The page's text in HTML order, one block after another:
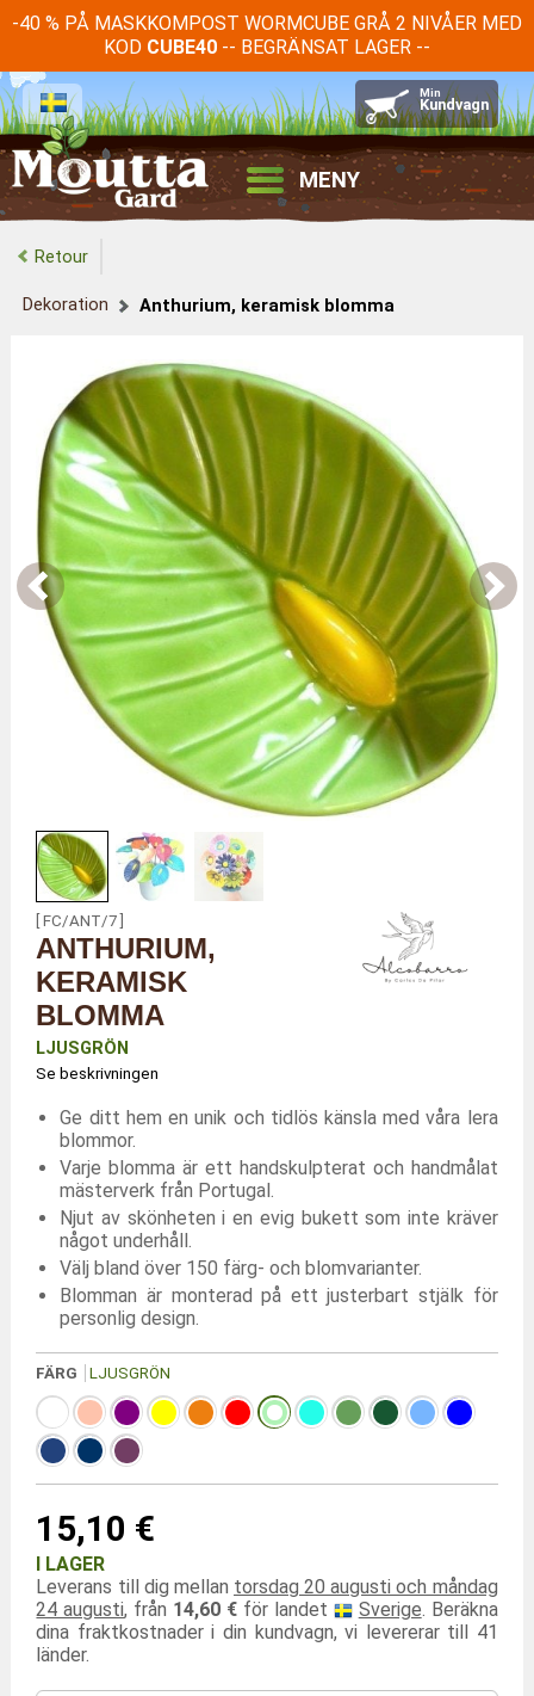
-40 % PÅ MASKKOMPOST WORMCUBE GRÅ 2 NIVÅER MED
KOD CUBE40 -- BEGRÄNSAT LAGER --
MENY
Retour
Dekoration Anthurium, keramisk blomma
[ FC/ANT/7 ]
ANTHURIUM,
KERAMISK
BLOMMA
LJUSGRÖN
Se beskrivningen
Ge ditt hem en unik och tidlös känsla med våra lera
blommor.
Varje blomma är ett handskulpterat och handmålat
mästerverk från Portugal.
Njut av skönheten i en evig bukett som inte kräver
något underhåll.
Välj bland över 150 färg- och blomvarianter.
Blomman är monterad på ett justerbart stjälk för
personlig design.
FÄRG LJUSGRÖN
15,10 €
I LAGER
Leverans till dig mellan torsdag 20 augusti och måndag
24 augusti, från 14,60 € för landet Sverige . Beräkna
dina fraktkostnader i din kundvagn, vi levererar till 41
länder.